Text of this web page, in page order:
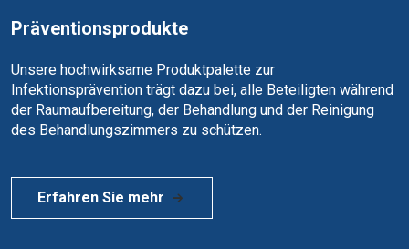
Präventionsprodukte
Unsere hochwirksame Produktpalette zur
Infektionsprävention trägt dazu bei, alle Beteiligten während
der Raumaufbereitung, der Behandlung und der Reinigung
des Behandlungszimmers zu schützen.
Erfahren Sie mehr